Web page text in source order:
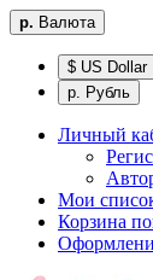
р. Валюта
$ US Dollar
р. Рубль
Личный
Мои
Корзина